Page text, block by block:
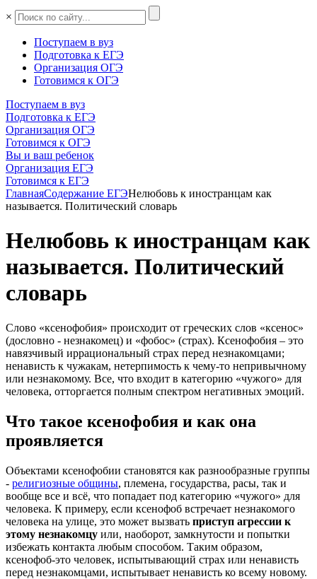
×
Поступаем в вуз
Подготовка к ЕГЭ
Организация ОГЭ
Готовимся к ОГЭ
Поступаем в вуз
Подготовка к ЕГЭ
Организация ОГЭ
Готовимся к ОГЭ
Вы и ваш ребенок
Организация ЕГЭ
Готовимся к ЕГЭ
ГлавнаяСодержание ЕГЭНелюбовь к иностранцам как
называется. Политический словарь
Нелюбовь к иностранцам как
называется. Политический
словарь
Слово «ксенофобия» происходит от греческих слов «ксенос»
(дословно - незнакомец) и «фобос» (страх). Ксенофобия – это
навязчивый иррациональный страх перед незнакомцами;
ненависть к чужакам, нетерпимость к чему-то непривычному
или незнакомому. Все, что входит в категорию «чужого» для
человека, отторгается полным спектром негативных эмоций.
Что такое ксенофобия и как она
проявляется
Объектами ксенофобии становятся как разнообразные группы
- религиозные общины, племена, государства, расы, так и
вообще все и всё, что попадает под категорию «чужого» для
человека. К примеру, если ксенофоб встречает незнакомого
человека на улице, это может вызвать приступ агрессии к
этому незнакомцу или, наоборот, замкнутости и попытки
избежать контакта любым способом. Таким образом,
ксенофоб-это человек, испытывающий страх или ненависть
перед незнакомцами, испытывает ненависть ко всему новому.